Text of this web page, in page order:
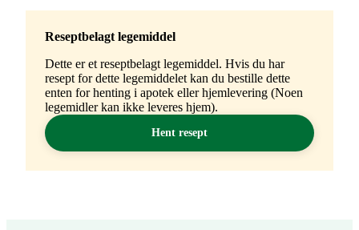
Reseptbelagt legemiddel
Dette er et reseptbelagt legemiddel. Hvis du har
resept for dette legemiddelet kan du bestille dette
enten for henting i apotek eller hjemlevering (Noen
legemidler kan ikke leveres hjem).
Hent resept